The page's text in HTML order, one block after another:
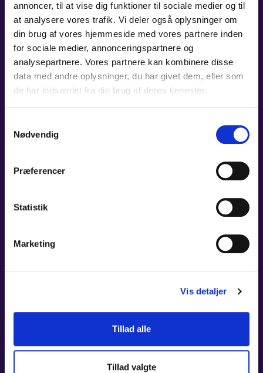
annoncer, til at vise dig funktioner til sociale medier og til
at analysere vores trafik. Vi deler også oplysninger om
din brug af vores hjemmeside med vores partnere inden
for sociale medier, annonceringspartnere og
analysepartnere. Vores partnere kan kombinere disse
data med andre oplysninger, du har givet dem, eller som
de har indsamlet fra din brug af deres tjenester.
Nødvendig
Præferencer
Statistik
Marketing
Vis detaljer
Tillad alle
Tillad valgte
Vælg 10+ forskellige koncerter, og opnå:
25% rabat.
Er du studerende eller en ung person t/m 29 år, kan du købe
Du kan endvidere købe et årskort til kun 595 kr.
Læs mere om ungdomsårskortet her.